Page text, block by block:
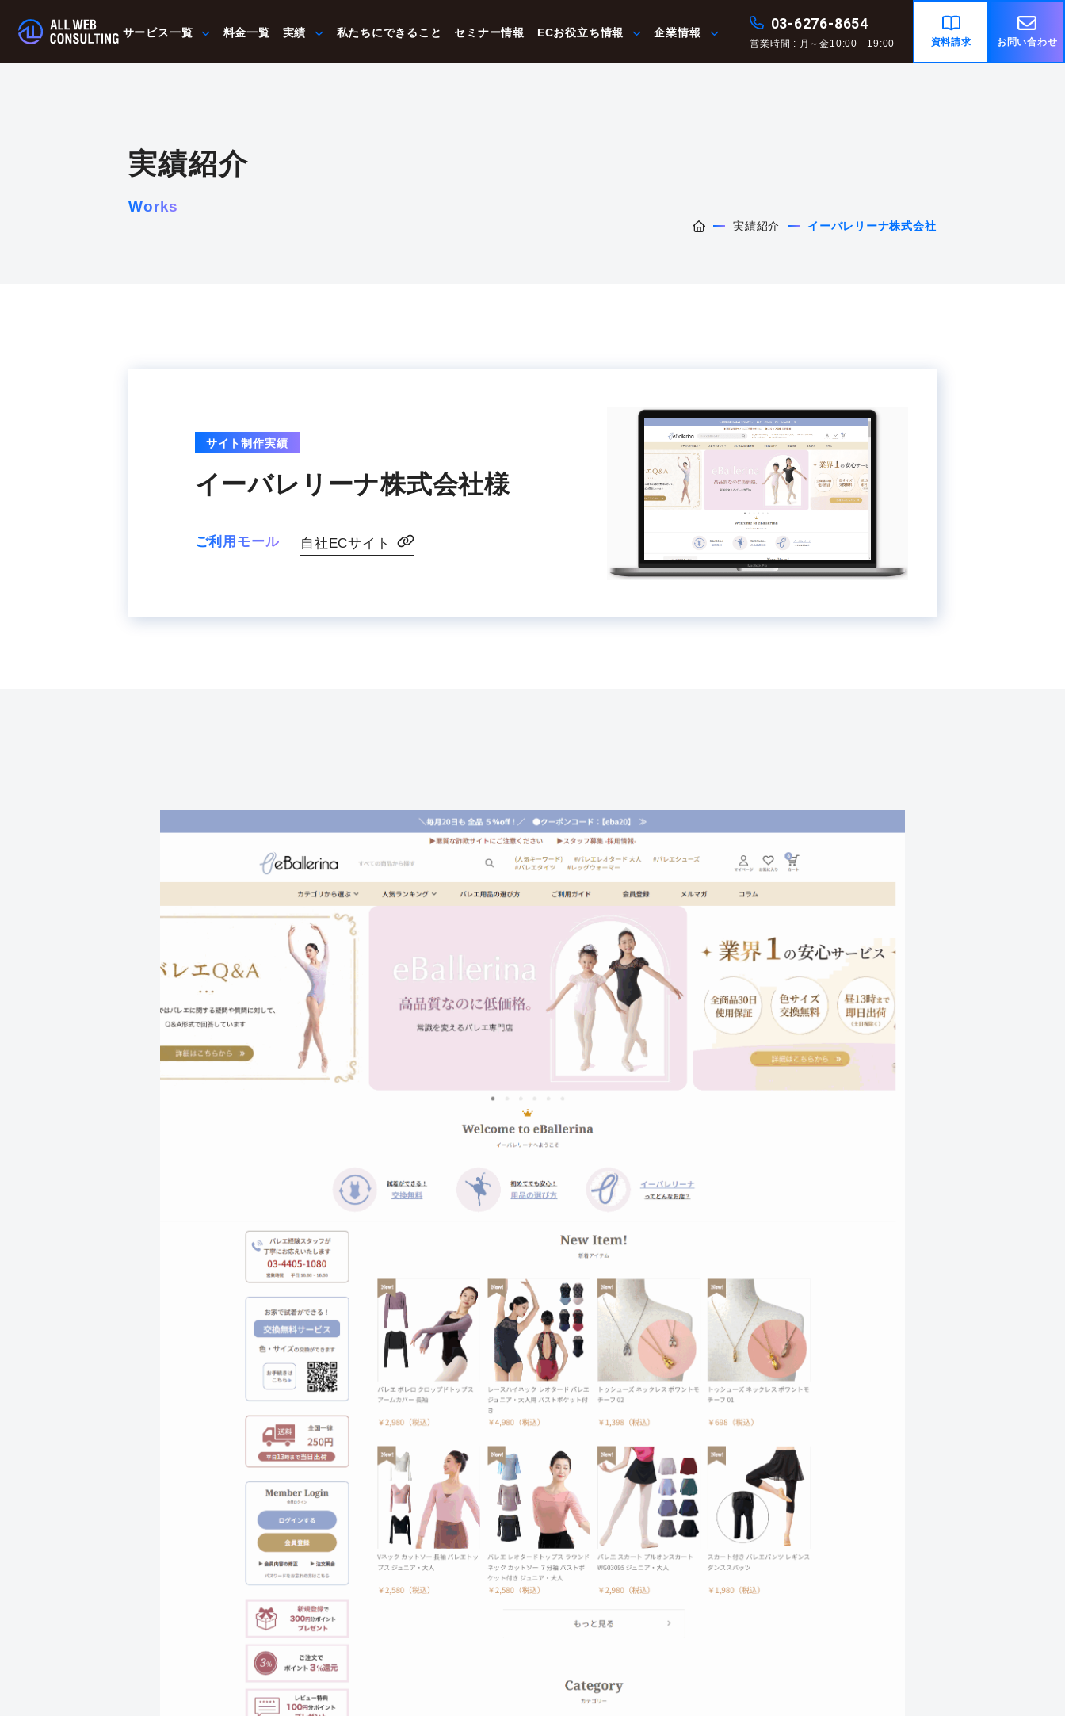
サービス一覧 料金一覧 実績 私たちにできること セミナー情報 ECお役立ち情報 企業情報
03-6276-8654
営業時間 : 月～金10:00 - 19:00 資料請求 お問い合わせ
実績紹介
Works
実績紹介 イーバレリーナ株式会社
サイト制作実績
イーバレリーナ株式会社様
ご利用モール 自社ECサイト